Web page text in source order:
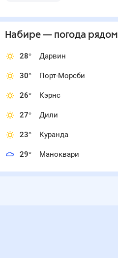
Набире— погода рядом
28° Дарвин
30° Порт-Морсби
26° Кэрнс
27° Дили
23° Куранда
29° Маноквари